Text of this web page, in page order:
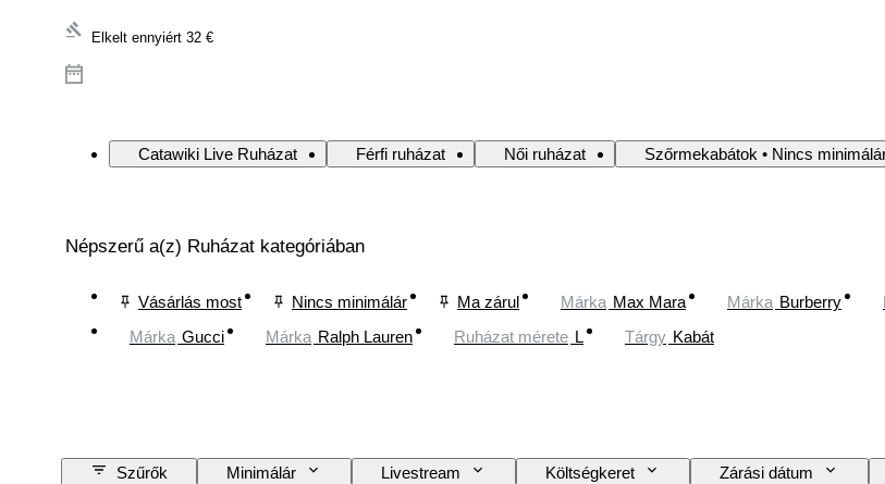
Elkelt ennyiért 32 €
Catawiki Live Ruházat Férfi ruházat Női ruházat Szőrmekabátok • Nincs
Népszerű a(z) Ruházat kategóriában
Vásárlás most Nincs minimálár Ma zárul Márka Max Mara Márka Burberry
Márka Gucci Márka Ralph Lauren Ruházat mérete L Tárgy Kabát
Szűrők Minimálár Livestream Költségkeret Zárási dátum